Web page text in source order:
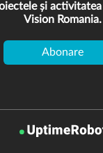
și
Vision Romania.